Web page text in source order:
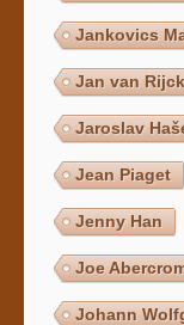
Jankovics
Jan van
Jaroslav
Jean Piaget
Jenny Han
Joe
Johann